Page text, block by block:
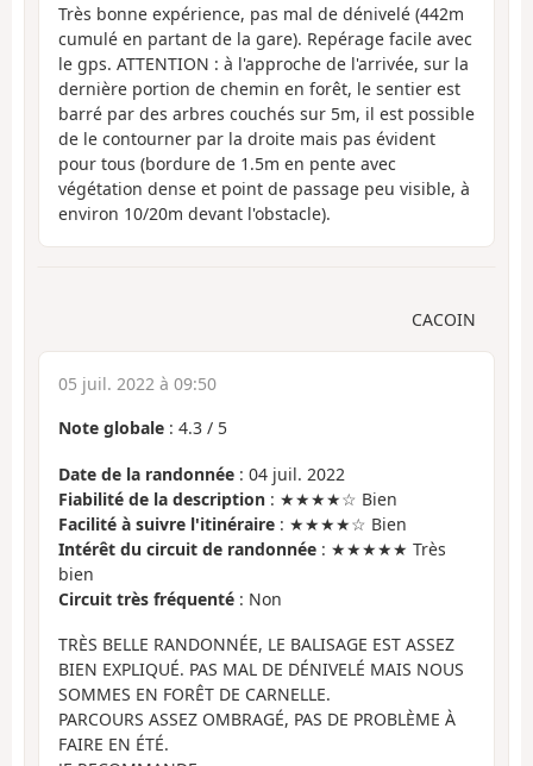
Très bonne expérience, pas mal de dénivelé (442m
cumulé en partant de la gare). Repérage facile avec
le gps. ATTENTION : à l'approche de l'arrivée, sur la
dernière portion de chemin en forêt, le sentier est
barré par des arbres couchés sur 5m, il est possible
de le contourner par la droite mais pas évident
pour tous (bordure de 1.5m en pente avec
végétation dense et point de passage peu visible, à
environ 10/20m devant l'obstacle).
CACOIN
05 juil. 2022 à 09:50
Note globale : 4.3 / 5
Date de la randonnée : 04 juil. 2022
Fiabilité de la description : ★★★★☆ Bien
Facilité à suivre l'itinéraire : ★★★★☆ Bien
Intérêt du circuit de randonnée : ★★★★★ Très
bien
Circuit très fréquenté : Non
TRÈS BELLE RANDONNÉE, LE BALISAGE EST ASSEZ
BIEN EXPLIQUÉ. PAS MAL DE DÉNIVELÉ MAIS NOUS
SOMMES EN FORÊT DE CARNELLE.
PARCOURS ASSEZ OMBRAGÉ, PAS DE PROBLÈME À
FAIRE EN ÉTÉ.